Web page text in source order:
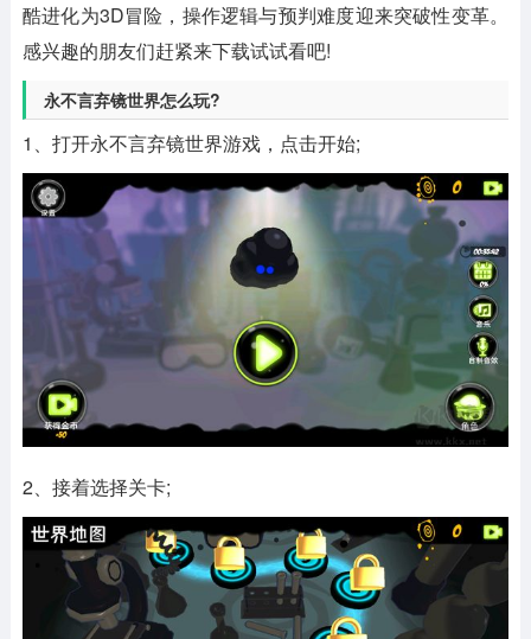
酷进化为3D冒险，操作逻辑与预判难度迎来突破性变革。
感兴趣的朋友们赶紧来下载试试看吧!
永不言弃镜世界怎么玩?
1、打开永不言弃镜世界游戏，点击开始;
2、接着选择关卡;